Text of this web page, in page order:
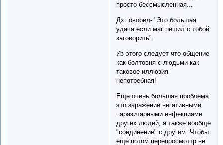
просто бессмысленная...
Дх говорил- "Это большая
удача если маг решил с тобой
заговорить".
Из этого следует что общение
как болтовня с людьми как
таковое иллюзия-
непотребная!
Еще очень большая проблема
это заражение негативными
паразитарными инфекциями
других людей, а также вообще
"соединение" с другим. Чтобы
еще потом перепросмоттр не